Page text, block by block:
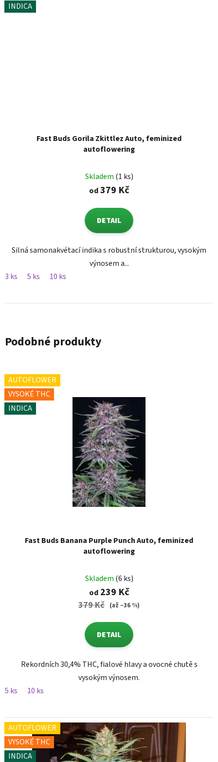
INDICA
Fast Buds Gorila Zkittlez Auto, feminized
autoflowering
Skladem (1 ks)
od379 Kč
DETAIL
Silná samonakvétací indika s robustní strukturou, vysokým
výnosem a...
3 ks
5 ks 10 ks
Podobné produkty
AUTOFLOWER
VYSOKÉ THC
INDICA
Fast Buds Banana Purple Punch Auto, feminized
autoflowering
hodnocení
produktu
je
5,0
z
5
hvězdiček.
Skladem (6 ks)
od239 Kč
379 Kč (až –36 %)
DETAIL
Rekordních 30,4% THC, fialové hlavy a ovocné chutě s
vysokým výnosem.
5 ks
10 ks
AUTOFLOWER
VYSOKÉ THC
INDICA